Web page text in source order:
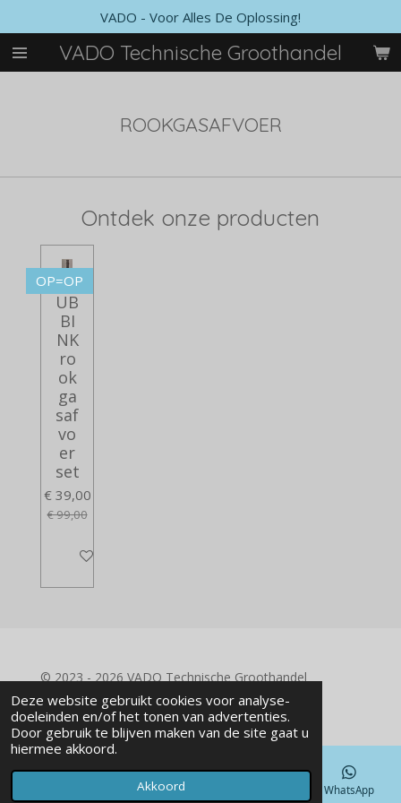
Deze website gebruikt cookies voor analyse-
doeleinden en/of het tonen van advertenties.
Door gebruik te blijven maken van de site gaat u
hiermee akkoord.
Akkoord
direct
naar
de
VADO Technische Groothandel
VADO - Voor Alles De Oplossing!
ROOKGASAFVOER
Ontdek onze producten
OP=OP
UB
BI
NK
ro
ok
ga
saf
vo
er
set
€ 39,00
€ 99,00
In winkelwagen
© 2023 - 2026 VADO Technische Groothandel
Powered byJouwWeb
Telefoonnummer WhatsApp